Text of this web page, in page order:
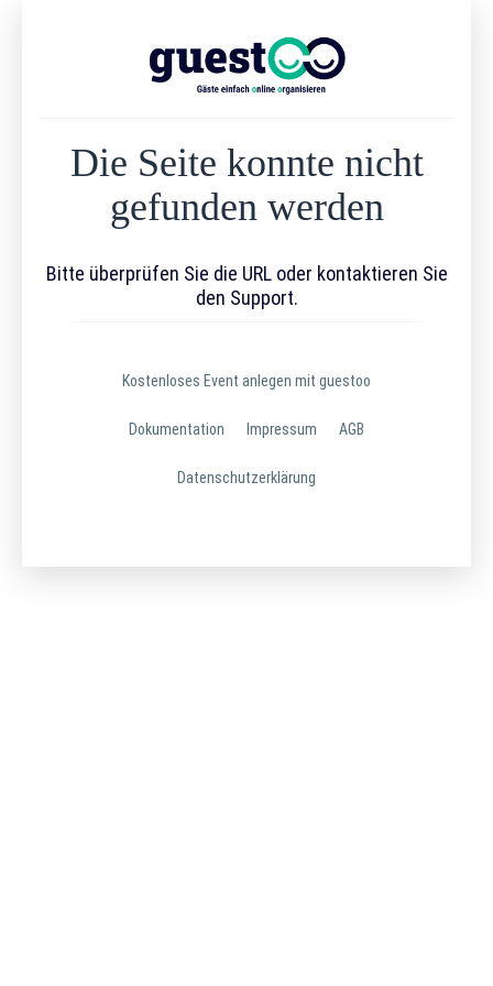
Die Seite konnte nicht
gefunden werden
Bitte überprüfen Sie die URL oder kontaktieren Sie
den Support.
Kostenloses Event anlegen mit guestoo
Dokumentation Impressum AGB
Datenschutzerklärung